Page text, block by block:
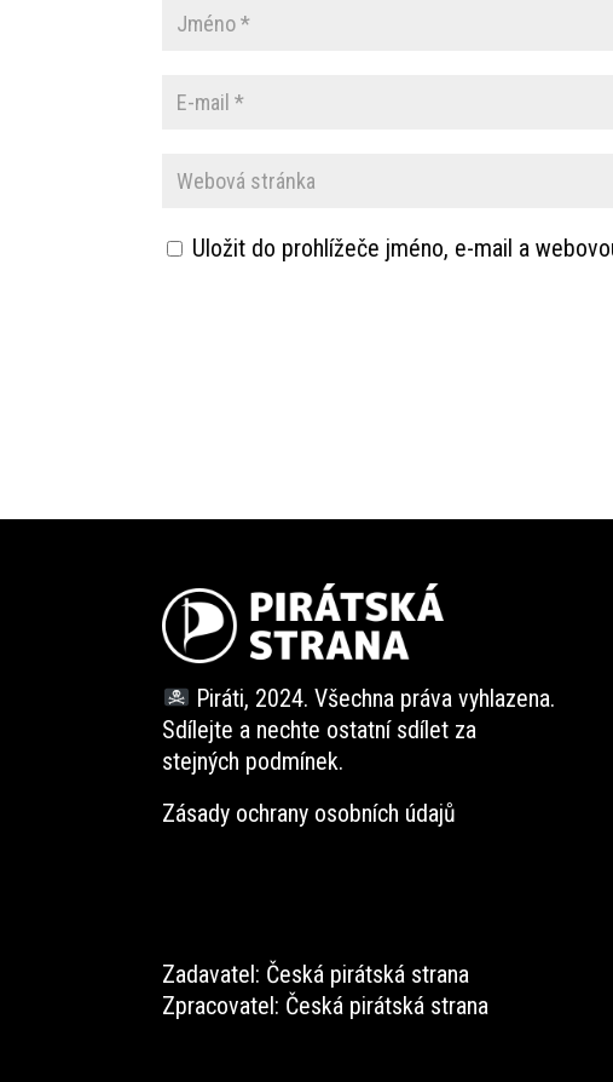
Uložit do prohlížeče jméno, e-mail a
Piráti, 2024. Všechna práva vyhlazena.
Sdílejte a nechte ostatní sdílet za
stejných podmínek.
Zásady ochrany osobních údajů
Zadavatel: Česká pirátská strana
Zpracovatel: Česká pirátská strana